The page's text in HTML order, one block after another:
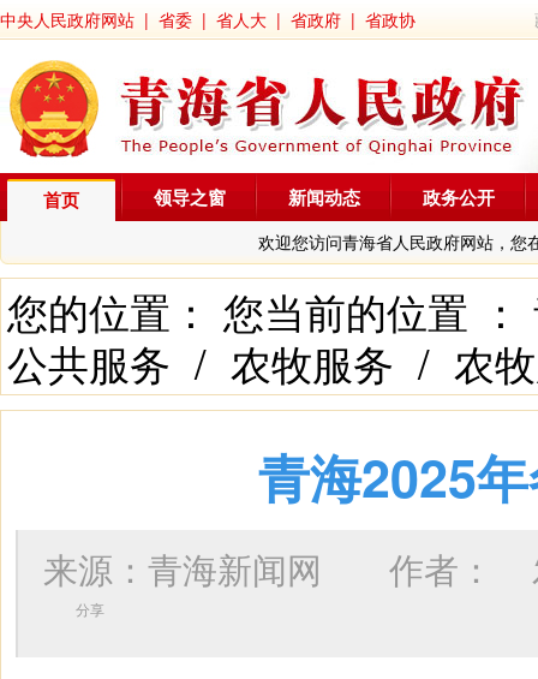
中央人民政府网站 | 省委 | 省人大 | 省政府 | 省政协
首页
欢迎您访问青海省人民政府网站，您
领导之窗 新闻动态 政务公开
您的位置： 您当前的位置 ：
公共服务 / 农牧服务 / 农
青海2025
来源：青海新闻网 作者：
分享